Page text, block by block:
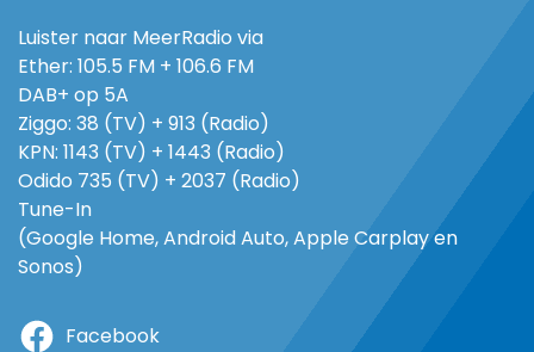
Luister naar MeerRadio via
Ether: 105.5 FM + 106.6 FM
DAB+ op 5A
Ziggo: 38 (TV) + 913 (Radio)
KPN: 1143 (TV) + 1443 (Radio)
Odido 735 (TV) + 2037 (Radio)
Tune-In
(Google Home, Android Auto, Apple Carplay en
Sonos)
Facebook